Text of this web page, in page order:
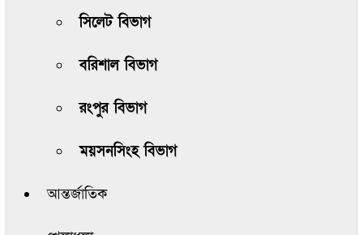
সিলেট বিভাগ
বরিশাল বিভাগ
রংপুর বিভাগ
ময়সনসিংহ বিভাগ
আন্তর্জাতিক